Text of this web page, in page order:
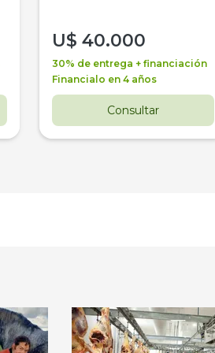
U$ 40.000
30% de entrega + financiación
Financialo en 4 años
Consultar